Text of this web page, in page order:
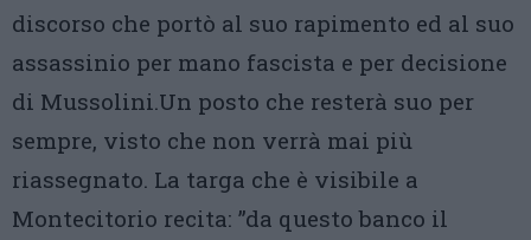
discorso che portò al suo rapimento ed al suo
assassinio per mano fascista e per decisione
di Mussolini.Un posto che resterà suo per
sempre, visto che non verrà mai più
riassegnato. La targa che è visibile a
Montecitorio recita: ”da questo banco il